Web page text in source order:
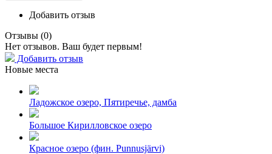
Добавить отзыв
Отзывы (0)
Нет отзывов. Ваш будет первым!
Добавить отзыв
Новые места
Ладожское озеро, Пятиречье, дамба
Большое Кирилловское озеро
Красное озеро (фин. Punnusjärvi)